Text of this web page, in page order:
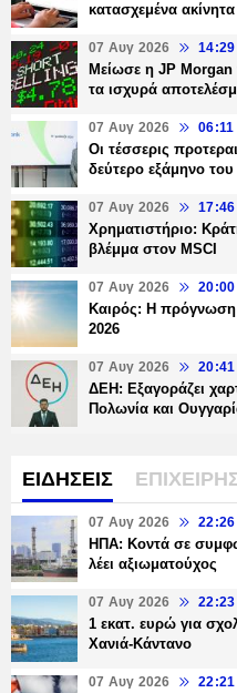
κατασχεμένα
07 Αυγ 2026 14:29
Μείωσε η JP Morgan
τα ισχυρά
07 Αυγ 2026 06:11
Οι τέσσερις
δεύτερο εξάμηνο του
07 Αυγ 2026 17:46
Χρηματιστήριο:
βλέμμα στον MSCI
07 Αυγ 2026 20:00
Καιρός: Η πρόγνωση
2026
07 Αυγ 2026 20:41
ΔΕΗ: Εξαγοράζει
Πολωνία και
ΕΙΔΗΣΕΙΣ
07 Αυγ 2026 22:26
ΗΠΑ: Κοντά σε
λέει αξιωματούχος
07 Αυγ 2026 22:23
1 εκατ. ευρώ για
Χανιά-Κάντανο
07 Αυγ 2026 22:21